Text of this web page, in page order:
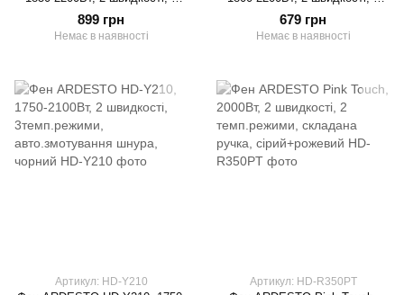
темп.режими,
дифузор,чорний+золото
899 грн
Немає в наявності
темпер. режими , функція Cool
Shot, чорний
679 грн
Немає в наявності
Артикул: HD-Y210 Артикул: HD-R350PT